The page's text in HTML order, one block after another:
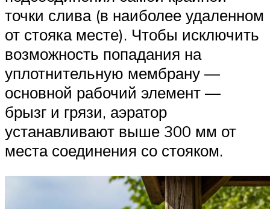
точки слива (в наиболее удаленном
от стояка месте). Чтобы исключить
возможность попадания на
уплотнительную мембрану —
основной рабочий элемент —
брызг и грязи, аэратор
устанавливают выше 300 мм от
места соединения со стояком.